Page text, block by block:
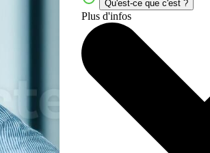
Qu'est-ce que c'est ?
Plus d'infos